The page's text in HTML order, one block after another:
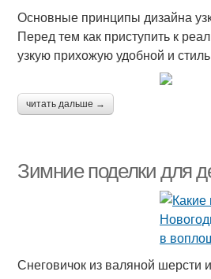
Основные принципы дизайна
Перед тем как приступить к
узкую прихожую удобной и
читать дальше →
Зимние поделки для
Снеговичок из валяной шерсти